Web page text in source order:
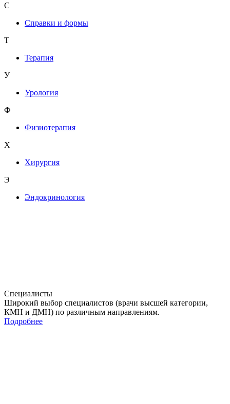
С
Справки и формы
Т
Терапия
У
Урология
Ф
Физиотерапия
Х
Хирургия
Э
Эндокринология
Специалисты
Широкий выбор специалистов (врачи высшей категории,
КМН и ДМН) по различным направлениям.
Подробнее